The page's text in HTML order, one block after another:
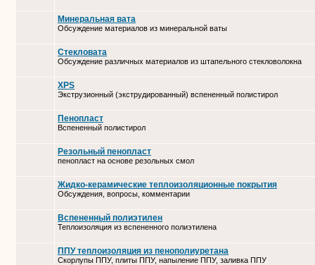
Минеральная вата
Обсуждение материалов из минеральной ваты
Стекловата
Обсуждение различных материалов из штапельного стекловолокна
XPS
Экструзионный (экструдированный) вспененный полистирол
Пенопласт
Вспененный полистирол
Резольный пенопласт
пенопласт на основе резольных смол
Жидко-керамические теплоизоляционные покрытия
Обсуждения, вопросы, комментарии
Вспененный полиэтилен
Теплоизоляция из вспененного полиэтилена
ППУ теплоизоляция из пенополиуретана
Скорлупы ППУ, плиты ППУ, напыление ППУ, заливка ППУ